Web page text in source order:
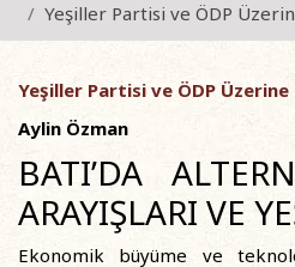
Yeşiller Partisi ve ÖDP
Yeşiller Partisi ve ÖDP Üzerine
Aylin Özman
BATI’DA
ARAYIŞLARI VE
Ekonomik büyüme ve